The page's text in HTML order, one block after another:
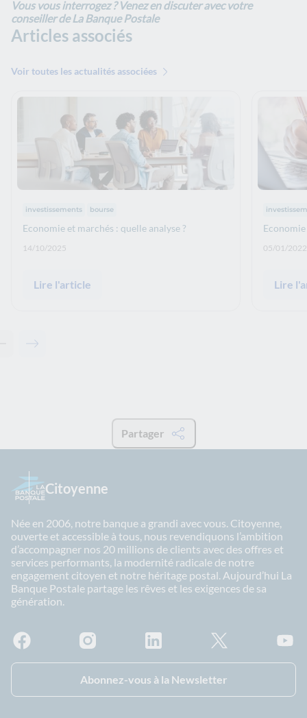
Vous vous interrogez ?Venez en discuter avec votre
conseiller de La Banque Postale
Articles associés
Voir toutes les actualités associées
Thématiques :
investissements bourse
Economie et marchés : quelle analyse ?
Date de publication: :
14/10/2025
Lire l'article
Date de
05/01/2022
Lire
Contenu précédent - Articles associés
Contenu suivant - Articles associés
Partager
Citoyenne
Née en 2006, notre banque a grandi avec vous. Citoyenne,
ouverte et accessible à tous, nous revendiquons l’ambition
d’accompagner nos 20 millions de clients avec des offres et
services performants, la modernité radicale de notre
engagement citoyen et notre héritage postal. Aujourd’hui La
Banque Postale partage les rêves et les exigences de sa
génération.
Abonnez-vous à la Newsletter